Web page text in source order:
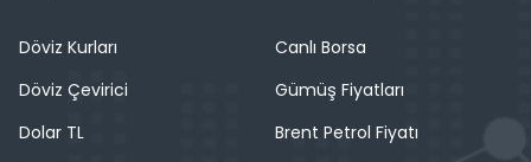
Döviz Kurları
Döviz Çevirici
Dolar TL
Canlı Borsa
Gümüş Fiyatları
Brent Petrol Fiyatı